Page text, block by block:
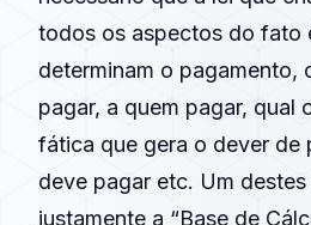
todos os aspectos do fato
determinam o pagamento,
pagar, a quem pagar, qual
fática que gera o dever de
deve pagar etc. Um
justamente a “Base de